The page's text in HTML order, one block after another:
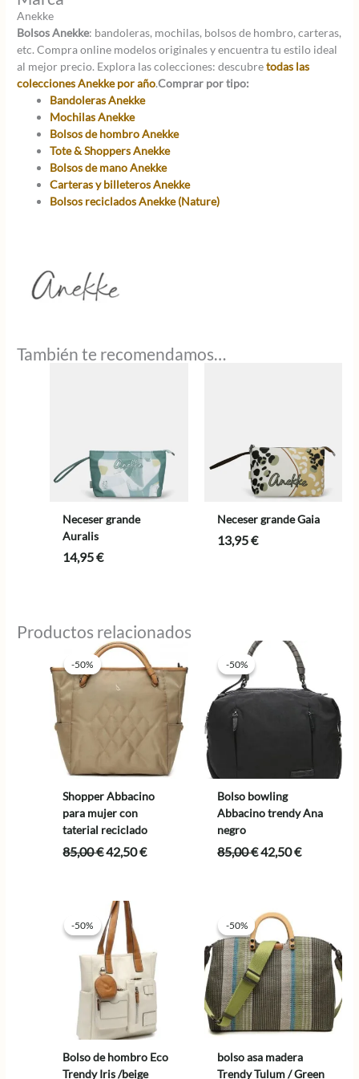
Anekke
Bolsos Anekke: bandoleras, mochilas, bolsos de hombro, carteras,
etc. Compra online modelos originales y encuentra tu estilo ideal
al mejor precio. Explora las colecciones: descubretodas las
colecciones Anekke por año.Comprar por tipo:
Bandoleras Anekke
Mochilas Anekke
Bolsos de hombro Anekke
Tote & Shoppers Anekke
Bolsos de mano Anekke
Carteras y billeteros Anekke
Bolsos reciclados Anekke (Nature)
También te recomendamos…
Neceser grande
Auralis
14,95€
Neceser grande Gaia
13,95€
Productos relacionados
-50%
-50%
Shopper Abbacino
para mujer con
taterial reciclado
85,00€El
era:
85,00 €.
42,50€El
-50%
-50%
Bolso bowling
Abbacino trendy Ana
negro
85,00€El
85,00 €.
42,50€El
-50%
-50%
Bolso de hombro Eco
Trendy Iris /beige
-50%
-50%
bolso asa madera
Trendy Tulum / Green